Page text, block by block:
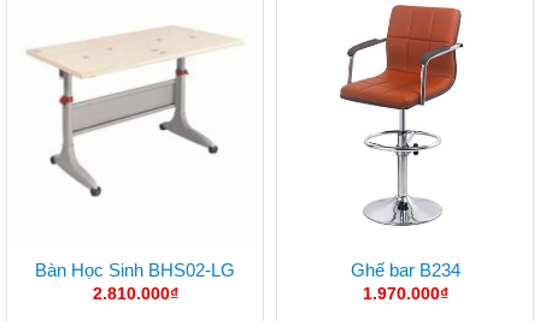
Bàn Học Sinh BHS02-LG
2.810.000₫
Ghế bar B234
1.970.000₫